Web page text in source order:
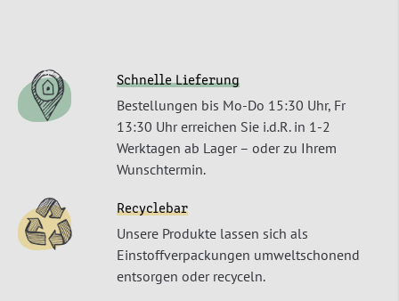
Schnelle Lieferung
Bestellungen bis Mo-Do 15:30 Uhr, Fr
13:30 Uhr erreichen Sie i.d.R. in 1-2
Werktagen ab Lager – oder zu Ihrem
Wunschtermin.
Recyclebar
Unsere Produkte lassen sich als
Einstoffverpackungen umweltschonend
entsorgen oder recyceln.